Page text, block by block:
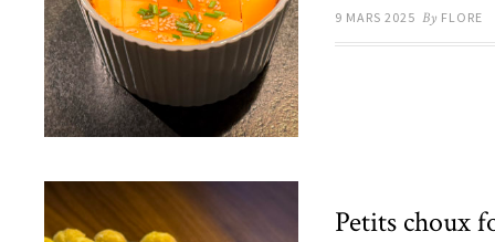
9 MARS 2025 By FLORE
Petits choux